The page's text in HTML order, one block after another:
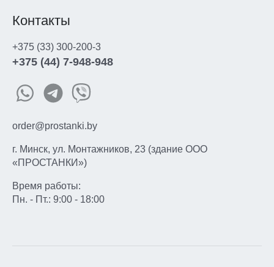
Контакты
+375 (33) 300-200-3
+375 (44) 7-948-948
order@prostanki.by
г. Минск, ул. Монтажников, 23 (здание ООО
«ПРОСТАНКИ»)
Время работы:
Пн. - Пт.: 9:00 - 18:00